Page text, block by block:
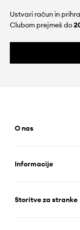
Ustvari račun in
Clubom prejmeš do
O nas
Informacije
Storitve za stranke